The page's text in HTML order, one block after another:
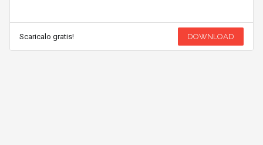
Scaricalo gratis! DOWNLOAD